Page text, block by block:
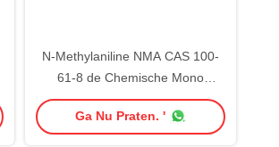
N-Methylaniline NMA CAS 100-
61-8 de Chemische Mono
Methylspanningsverhoger van
het Anilineoctaan
Ga Nu Praten. '